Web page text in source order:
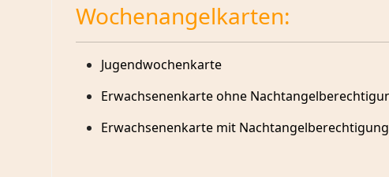
Wochenangelkarten:
JugendwochenkartePreis: 10,-
Erwachsenenkarte ohne
Erwachsenenkarte mit